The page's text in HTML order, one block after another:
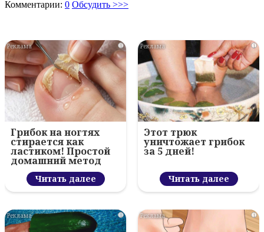
Комментарии: 0 Обсудить >>>
i
Грибок на ногтях
стирается как
ластиком! Простой
домашний метод
Читать далее
i
Этот трюк
уничтожает грибок
за 5 дней!
Читать далее
i i